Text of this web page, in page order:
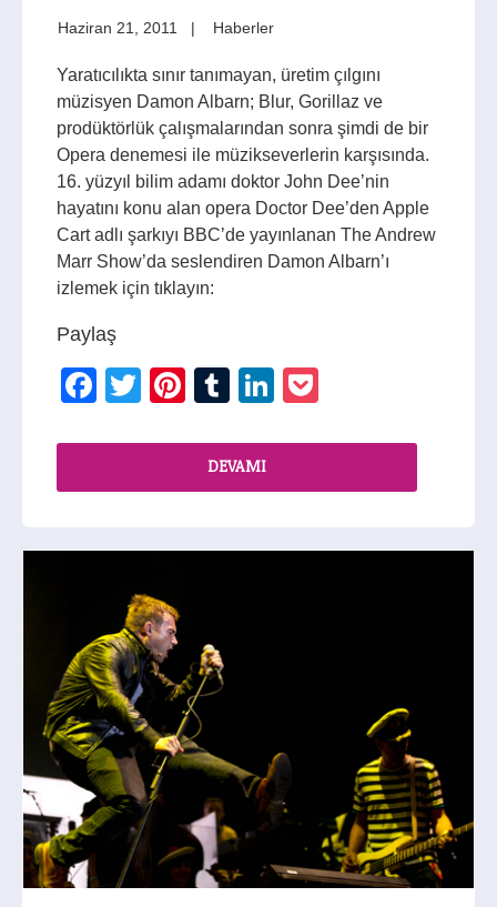
Haziran 21, 2011 Haberler
Yaratıcılıkta sınır tanımayan, üretim çılgını
müzisyen Damon Albarn; Blur, Gorillaz ve
prodüktörlük çalışmalarından sonra şimdi de bir
Opera denemesi ile müzikseverlerin karşısında.
16. yüzyıl bilim adamı doktor John Dee’nin
hayatını konu alan opera Doctor Dee’den Apple
Cart adlı şarkıyı BBC’de yayınlanan The Andrew
Marr Show’da seslendiren Damon Albarn’ı
izlemek için tıklayın:
Paylaş
Facebook
TwitterPinterest
TumblrLinkedIn
DEVAMI